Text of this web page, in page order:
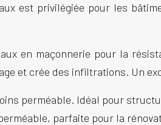
est privilégiée pour les
en maçonnerie pour la
et crée des infiltrations. Un
perméable. Idéal pour
parfaite pour la